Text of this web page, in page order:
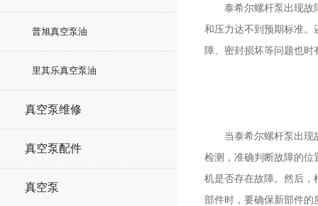
普旭真空泵油
里其乐真空泵油
真空泵维修
真空泵配件
真空泵
泰希尔螺杆泵出现故障
和压力达不到预期标准。
障、密封损坏等问题也
当泰希尔螺杆泵出现故
检测，准确判断故障的位
机是否存在故障。然后，
部件时，要确保新部件的